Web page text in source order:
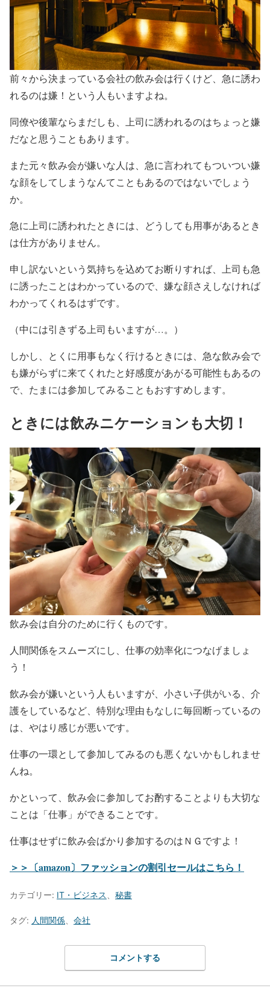
前々から決まっている会社の飲み会は行くけど、急に誘わ
れるのは嫌！という人もいますよね。
同僚や後輩ならまだしも、上司に誘われるのはちょっと嫌
だなと思うこともあります。
また元々飲み会が嫌いな人は、急に言われてもついつい嫌
な顔をしてしまうなんてこともあるのではないでしょう
か。
急に上司に誘われたときには、どうしても用事があるとき
は仕方がありません。
申し訳ないという気持ちを込めてお断りすれば、上司も急
に誘ったことはわかっているので、嫌な顔さえしなければ
わかってくれるはずです。
（中には引きずる上司もいますが…。）
しかし、とくに用事もなく行けるときには、急な飲み会で
も嫌がらずに来てくれたと好感度があがる可能性もあるの
で、たまには参加してみることもおすすめします。
ときには飲みニケーションも大切！
飲み会は自分のために行くものです。
人間関係をスムーズにし、仕事の効率化につなげましょ
う！
飲み会が嫌いという人もいますが、小さい子供がいる、介
護をしているなど、特別な理由もなしに毎回断っているの
は、やはり感じが悪いです。
仕事の一環として参加してみるのも悪くないかもしれませ
んね。
かといって、飲み会に参加してお酌することよりも大切な
ことは「仕事」ができることです。
仕事はせずに飲み会ばかり参加するのはＮＧですよ！
＞＞〔amazon〕ファッションの割引セールはこちら！
カテゴリー: IT・ビジネス 秘書
タグ: 人間関係 会社
コメントする